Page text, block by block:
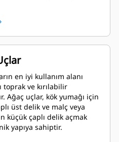
en iyi kullanım alanı
toprak ve kırılabilir
için
üst delik ve malç veya
küçük çaplı delik açmak
yapıya sahiptir.